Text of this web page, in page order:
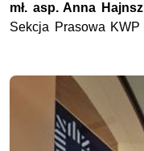
mł. asp. Anna Hajnsz
Sekcja Prasowa KWP